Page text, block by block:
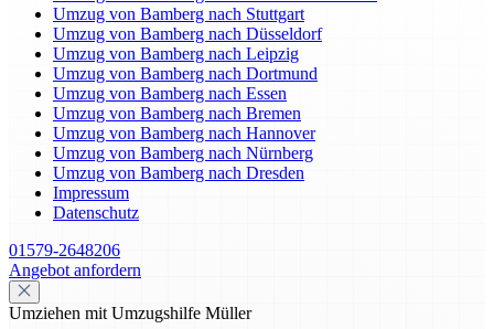
Umzug von Bamberg nach Stuttgart
Umzug von Bamberg nach Düsseldorf
Umzug von Bamberg nach Leipzig
Umzug von Bamberg nach Dortmund
Umzug von Bamberg nach Essen
Umzug von Bamberg nach Bremen
Umzug von Bamberg nach Hannover
Umzug von Bamberg nach Nürnberg
Umzug von Bamberg nach Dresden
Impressum
Datenschutz
01579-2648206
Angebot anfordern
Umziehen mit Umzugshilfe Müller